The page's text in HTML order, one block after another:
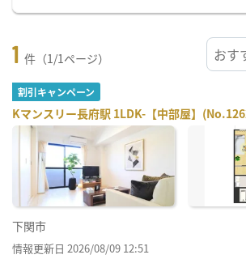
1 件（1/1ページ）
割引キャンペーン
Kマンスリー長府駅 1LDK-【中部屋】
下関市
情報更新日 2026/08/09 12:51